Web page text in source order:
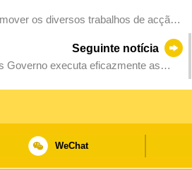
os diversos trabalhos de acção
Seguinte notícia
Governo executa eficazmente as
WeChat